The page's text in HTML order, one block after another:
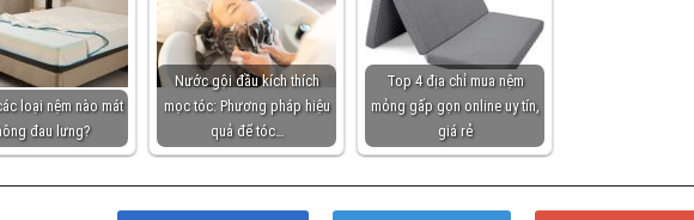
loại nệm nào mát
đau lưng?
Nước gội đầu kích thích
mọc tóc: Phương pháp hiệu
quả để tóc…
Top 4 địa chỉ mua nệm
mỏng gấp gọn online uy tín,
giá rẻ